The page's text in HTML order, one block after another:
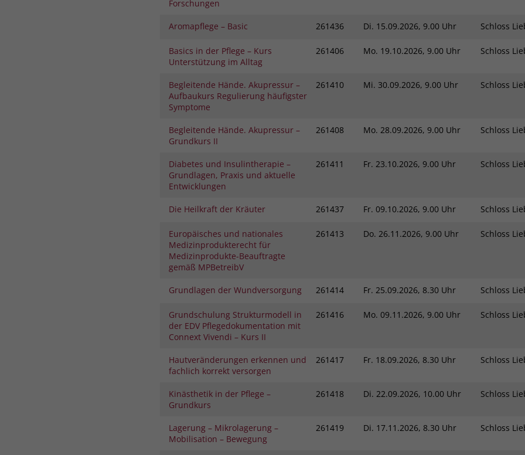
Forschungen
Aromapflege – Basic 261436 Di. 15.09.2026, 9.00 Uhr Schloss
Basics in der Pflege – Kurs
Unterstützung im Alltag
261406 Mo. 19.10.2026, 9.00 Uhr Schloss
Begleitende Hände. Akupressur –
Aufbaukurs Regulierung häufigster
Symptome
261410 Mi. 30.09.2026, 9.00 Uhr Schloss
Begleitende Hände. Akupressur –
Grundkurs II
261408 Mo. 28.09.2026, 9.00 Uhr Schloss
Diabetes und Insulintherapie –
Grundlagen, Praxis und aktuelle
Entwicklungen
261411 Fr. 23.10.2026, 9.00 Uhr Schloss
Die Heilkraft der Kräuter 261437 Fr. 09.10.2026, 9.00 Uhr Schloss
Europäisches und nationales
Medizinprodukterecht für
Medizinprodukte-Beauftragte
gemäß MPBetreibV
261413 Do. 26.11.2026, 9.00 Uhr Schloss
Grundlagen der Wundversorgung 261414 Fr. 25.09.2026, 8.30 Uhr Schloss
Grundschulung Strukturmodell in
der EDV Pflegedokumentation mit
Connext Vivendi – Kurs II
261416 Mo. 09.11.2026, 9.00 Uhr Schloss
Hautveränderungen erkennen und
fachlich korrekt versorgen
261417 Fr. 18.09.2026, 8.30 Uhr Schloss
Kinästhetik in der Pflege –
Grundkurs
261418 Di. 22.09.2026, 10.00 Uhr Schloss
Lagerung – Mikrolagerung –
Mobilisation – Bewegung
261419 Di. 17.11.2026, 8.30 Uhr Schloss
Zweck
Behält die Zustände des Benutzers bei allen
derselben Website durchgeführt werden, mit
werden.
Name _clsk
Microsoft Clarity setzt dieses Cookie, um die